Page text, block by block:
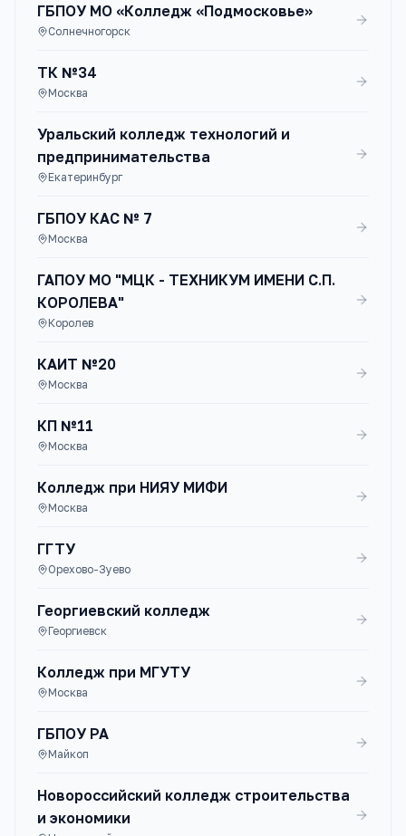
ГБПОУ МО «Колледж «Подмосковье»
Солнечногорск
ТК №34
Москва
Уральский колледж технологий и
предпринимательства
Екатеринбург
ГБПОУ КАС № 7
Москва
ГАПОУ МО "МЦК - ТЕХНИКУМ ИМЕНИ С.П.
КОРОЛЕВА"
Королев
КАИТ №20
Москва
КП №11
Москва
Колледж при НИЯУ МИФИ
Москва
ГГТУ
Орехово-Зуево
Георгиевский колледж
Георгиевск
Колледж при МГУТУ
Москва
ГБПОУ РА
Майкоп
Новороссийский колледж строительства
и экономики